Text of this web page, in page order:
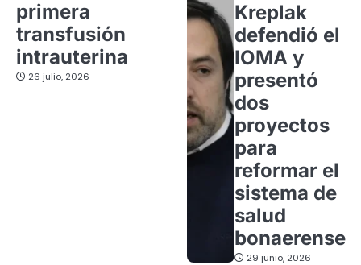
primera
transfusión
intrauterina
26 julio, 2026
Kreplak
defendió el
IOMA y
presentó
dos
proyectos
para
reformar el
sistema de
salud
bonaerense
29 junio, 2026